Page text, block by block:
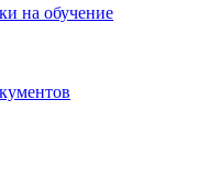
на обучение